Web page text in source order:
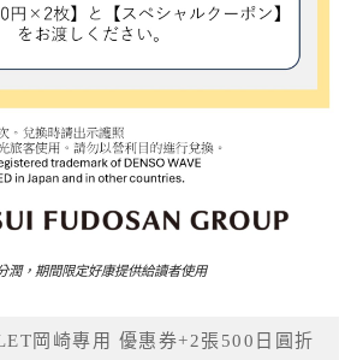
潤，期間限定好康提供給讀者使用
岡崎專用 優惠券+2張500日圓折